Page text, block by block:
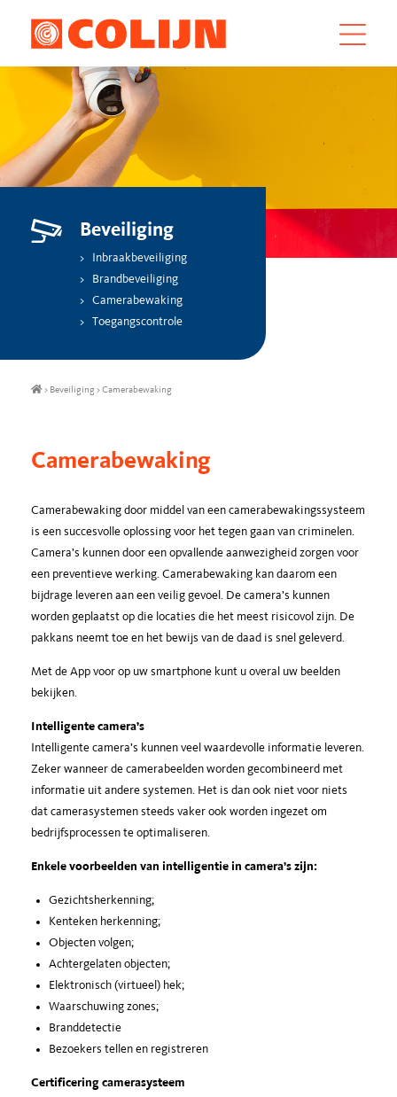
Beveiliging
Inbraakbeveiliging
Brandbeveiliging
Camerabewaking
Toegangscontrole
> Beveiliging>Camerabewaking
Camerabewaking
Camerabewaking door middel van een camerabewakingssysteem
is een succesvolle oplossing voor het tegen gaan van criminelen.
Camera’s kunnen door een opvallende aanwezigheid zorgen voor
een preventieve werking. Camerabewaking kan daarom een
bijdrage leveren aan een veilig gevoel. De camera’s kunnen
worden geplaatst op die locaties die het meest risicovol zijn. De
pakkans neemt toe en het bewijs van de daad is snel geleverd.
Met de App voor op uw smartphone kunt u overal uw beelden
bekijken.
Intelligente camera’s
Intelligente camera’s kunnen veel waardevolle informatie leveren.
Zeker wanneer de camerabeelden worden gecombineerd met
informatie uit andere systemen. Het is dan ook niet voor niets
dat camerasystemen steeds vaker ook worden ingezet om
bedrijfsprocessen te optimaliseren.
Enkele voorbeelden van intelligentie in camera’s zijn:
Gezichtsherkenning;
Kenteken herkenning;
Objecten volgen;
Achtergelaten objecten;
Elektronisch (virtueel) hek;
Waarschuwing zones;
Branddetectie
Bezoekers tellen en registreren
Certificering camerasysteem